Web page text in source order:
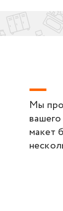
Мы
макет